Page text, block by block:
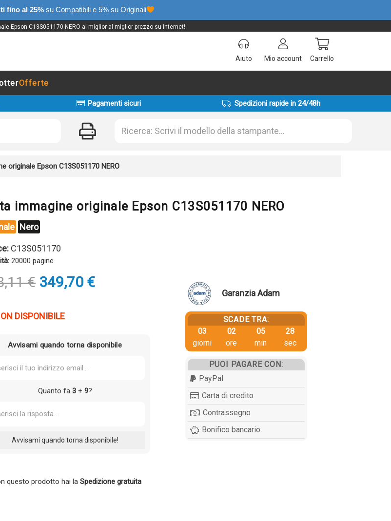
fino al 25% su Compatibili e 5% su Originali
Epson C13S051170 NERO al miglior al miglior prezzo su Internet!
Aiuto Mio account Carrello
Offerte
Pagamenti sicuri Spedizioni rapide in 24/48h
originale Epson C13S051170 NERO
immagine originale Epson C13S051170 NERO
Nero
C13S051170
20000 pagine
€ Il
prezzo
era:
349,70 €Il
DISPONIBILE
Avvisami quando torna disponibile
Quanto fa 3+ 9?
questo prodotto hai la Spedizione gratuita
Garanzia Adam
SCADE TRA:
03
giorni
02
ore
05
min
27
sec
PUOI PAGARE CON:
PayPal
Carta di credito
Contrassegno
Bonifico bancario